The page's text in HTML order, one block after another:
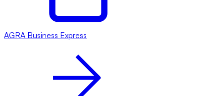
AGRA Business Express